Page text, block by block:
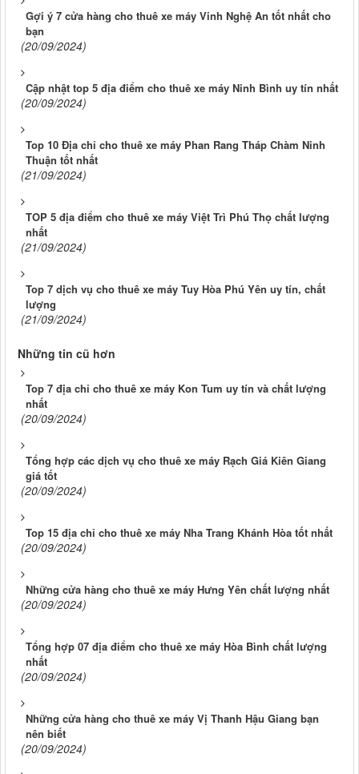
Gợi ý 7 cửa hàng cho thuê xe máy Vinh Nghệ An tốt nhất cho
bạn
(20/09/2024)
Cập nhật top 5 địa điểm cho thuê xe máy Ninh Bình uy tín nhất
(20/09/2024)
Top 10 Địa chỉ cho thuê xe máy Phan Rang Tháp Chàm Ninh
Thuận tốt nhất
(21/09/2024)
TOP 5 địa điểm cho thuê xe máy Việt Trì Phú Thọ chất lượng
nhất
(21/09/2024)
Top 7 dịch vụ cho thuê xe máy Tuy Hòa Phú Yên uy tín, chất
lượng
(21/09/2024)
Những tin cũ hơn
Top 7 địa chỉ cho thuê xe máy Kon Tum uy tín và chất lượng
nhất
(20/09/2024)
Tổng hợp các dịch vụ cho thuê xe máy Rạch Giá Kiên Giang
giá tốt
(20/09/2024)
Top 15 địa chỉ cho thuê xe máy Nha Trang Khánh Hòa tốt nhất
(20/09/2024)
Những cửa hàng cho thuê xe máy Hưng Yên chất lượng nhất
(20/09/2024)
Tổng hợp 07 địa điểm cho thuê xe máy Hòa Bình chất lượng
nhất
(20/09/2024)
Những cửa hàng cho thuê xe máy Vị Thanh Hậu Giang bạn
nên biết
(20/09/2024)